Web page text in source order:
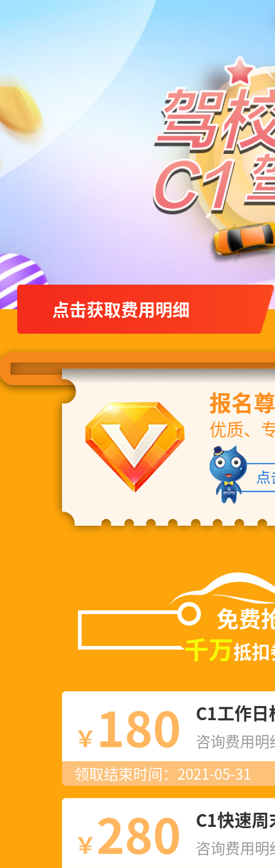
点击获取费用明细
报名
优质、
免费
千万抵
￥ 180 C1工作日
咨询费用明
领取结束时间：2021-05-31
￥280 C1快速周
咨询费用明